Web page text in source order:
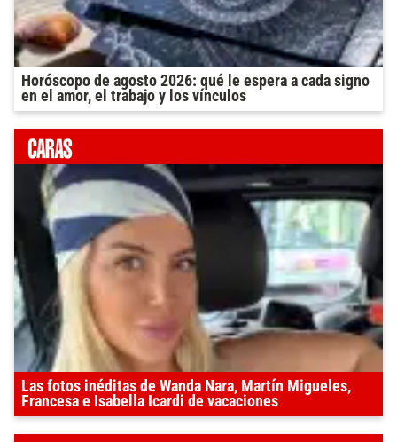
Horóscopo de agosto 2026: qué le espera a cada signo
en el amor, el trabajo y los vínculos
Las fotos inéditas de Wanda Nara, Martín Migueles,
Francesa e Isabella Icardi de vacaciones